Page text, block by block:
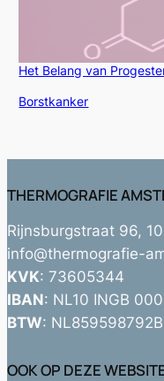
Het Belang van
In relatie tot
Borstkanker
THERMOGRAFIE
Rijnsburgstraat 96,
info@thermografie-
KVK: 73605344
IBAN: NL10 INGB
BTW:
OOK OP DEZE